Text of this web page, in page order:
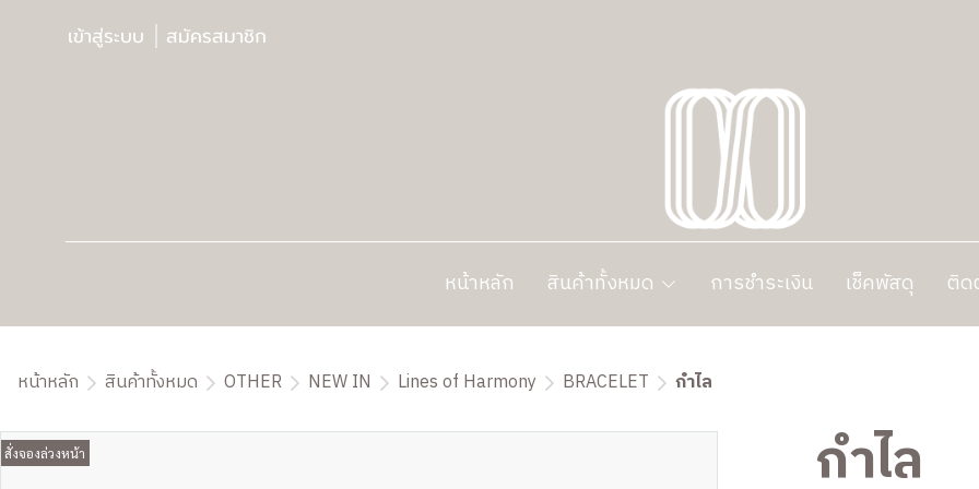
เข้าสู่ระบบ สมัครสมาชิก
หน้าหลัก สินค้าทั้งหมด การชำระเงิน เช็คพัสดุ ติด
หน้าหลัก สินค้าทั้งหมด OTHER NEW IN Lines of Harmony BRACELET กำไล
สั่งจองล่วงหน้า กำไล